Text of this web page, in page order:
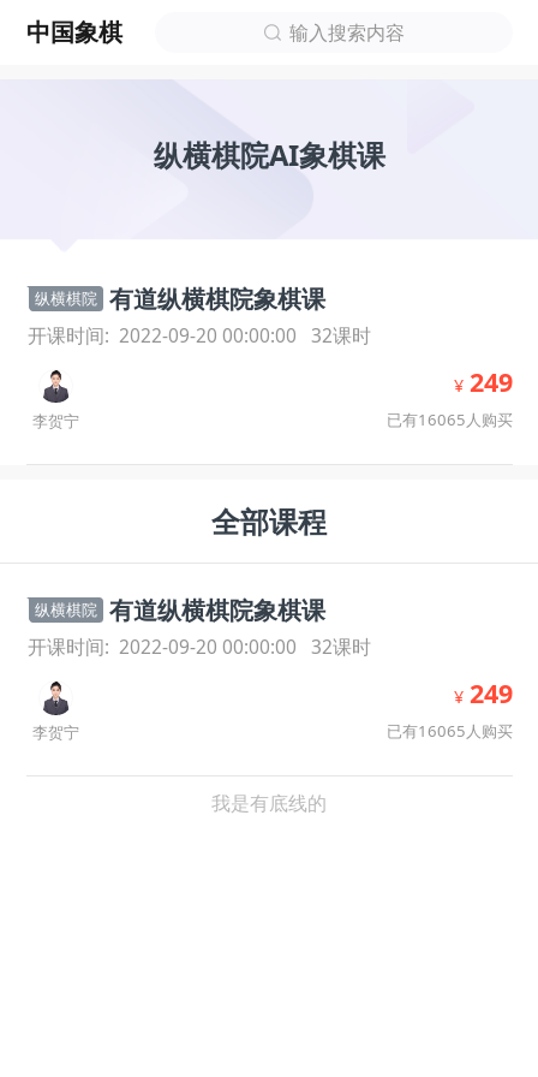
中国象棋 输入搜索内容
纵横棋院AI象棋课
纵横棋院 有道纵横棋院象棋课
开课时间: 2022-09-20 00:00:00 32课时
李贺宁
¥ 249
已有16065人购买
全部课程
纵横棋院 有道纵横棋院象棋课
开课时间: 2022-09-20 00:00:00 32课时
李贺宁
¥ 249
已有16065人购买
我是有底线的